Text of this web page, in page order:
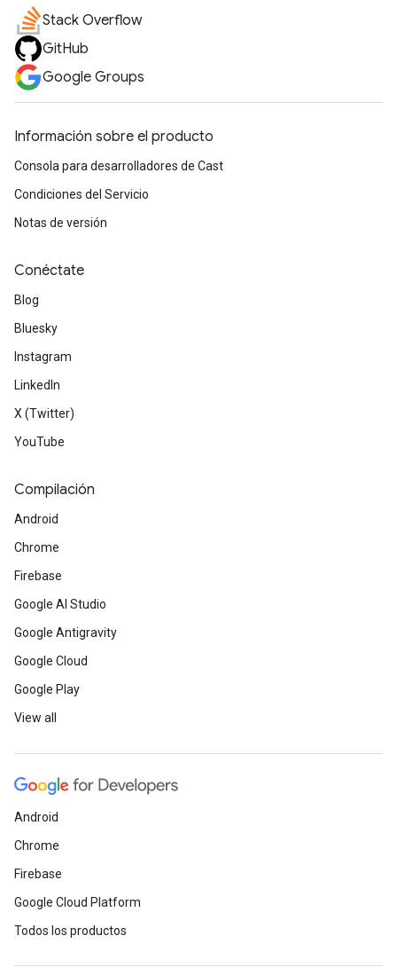
Stack Overflow
GitHub
Google Groups
Información sobre el producto
Consola para desarrolladores de Cast
Condiciones del Servicio
Notas de versión
Conéctate
Blog
Bluesky
Instagram
LinkedIn
X (Twitter)
YouTube
Compilación
Android
Chrome
Firebase
Google AI Studio
Google Antigravity
Google Cloud
Google Play
View all
Android
Chrome
Firebase
Google Cloud Platform
Todos los productos